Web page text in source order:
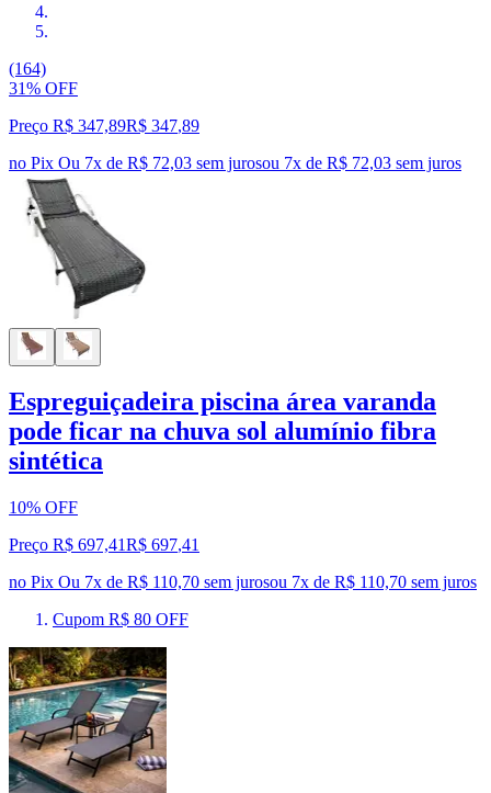
(164)
31% OFF
Preço R$ 347,89R$ 347,89
no Pix Ou 7x de R$ 72,03 sem jurosou 7x de R$ 72,03 sem juros
Espreguiçadeira piscina área varanda
pode ficar na chuva sol alumínio fibra
sintética
10% OFF
Preço R$ 697,41R$ 697,41
no Pix Ou 7x de R$ 110,70 sem jurosou 7x de R$ 110,70 sem juros
Cupom R$ 80 OFF